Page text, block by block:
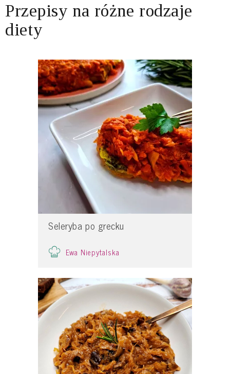
Przepisy na różne rodzaje
diety
Seleryba po grecku
Ewa Niepytalska